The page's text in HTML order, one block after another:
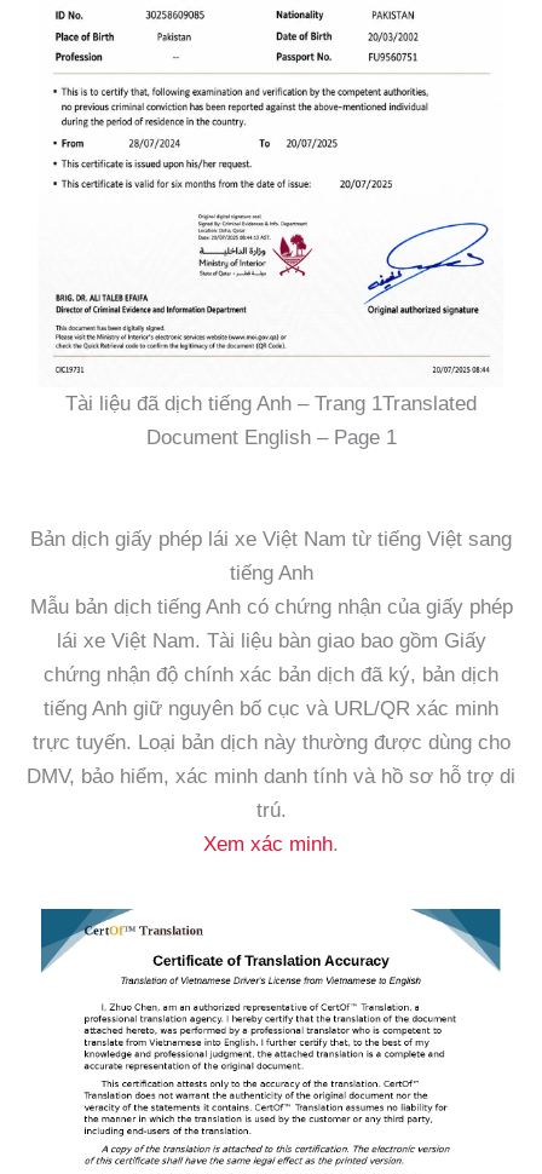
Tài liệu đã dịch tiếng Anh – Trang 1Translated
Document English – Page 1
Bản dịch giấy phép lái xe Việt Nam từ tiếng Việt sang
tiếng Anh
Mẫu bản dịch tiếng Anh có chứng nhận của giấy phép
lái xe Việt Nam. Tài liệu bàn giao bao gồm Giấy
chứng nhận độ chính xác bản dịch đã ký, bản dịch
tiếng Anh giữ nguyên bố cục và URL/QR xác minh
trực tuyến. Loại bản dịch này thường được dùng cho
DMV, bảo hiểm, xác minh danh tính và hồ sơ hỗ trợ di
trú.
Xem xác minh.